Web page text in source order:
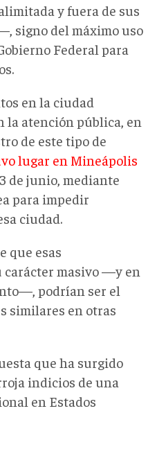
y fuera de sus
signo del máximo uso
Federal para
en la ciudad
atención pública, en
de este tipo de
lugar en Mineápolis
de junio, mediante
para impedir
ciudad.
que esas
carácter masivo —y en
podrían ser el
similares en otras
que ha surgido
indicios de una
en Estados